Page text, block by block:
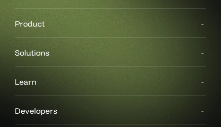
Product
Solutions
Learn
Developers